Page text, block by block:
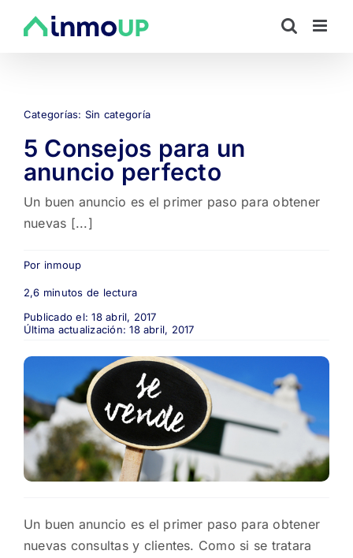
Categorías: Sin categoría
5 Consejos para un
anuncio perfecto
Un buen anuncio es el primer paso para obtener
nuevas [...]
Por inmoup
2,6 minutos de lectura
Publicado el: 18 abril, 2017
Última actualización: 18 abril, 2017
Un buen anuncio es el primer paso para obtener
nuevas consultas y clientes. Como si se tratara